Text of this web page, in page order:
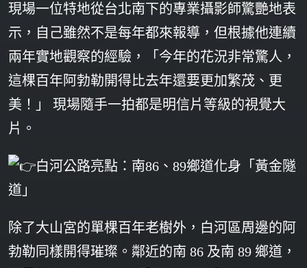
現場一位特地從台北南下的專業攝影師驚艷地表
示，自己雖然不是每年都來報導，但根據他連續
兩年實地觀察的經驗，「今年的花況非常驚人，
這棵百年阿勃勒開得比去年還要更加繁茂、更
美！」 現場隨手一拍都是明信片等級的視覺大
片。
白河公路亮點：南86、89鄉道化身「黃金隧
道」
除了大山宮的單棵百年老樹外，白河區周邊的阿
勃勒同樣開得璀璨。鄰近的南 86 及南 89 鄉道，